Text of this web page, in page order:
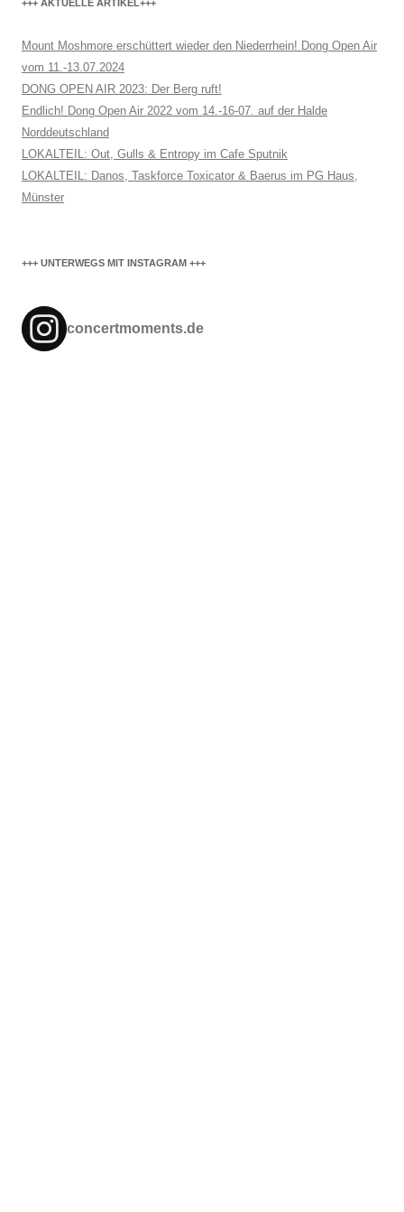
+++ AKTUELLE ARTIKEL+++
Mount Moshmore erschüttert wieder den Niederrhein! Dong Open Air
vom 11.-13.07.2024
DONG OPEN AIR 2023: Der Berg ruft!
Endlich! Dong Open Air 2022 vom 14.-16-07. auf der Halde
Norddeutschland
LOKALTEIL: Out, Gulls & Entropy im Cafe Sputnik
LOKALTEIL: Danos, Taskforce Toxicator & Baerus im PG Haus,
Münster
+++ UNTERWEGS MIT INSTAGRAM +++
concertmoments.de